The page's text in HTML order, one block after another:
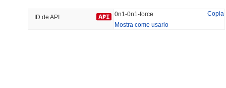
ID de API 0n1-0n1-force
Copia
Mostra come usarlo